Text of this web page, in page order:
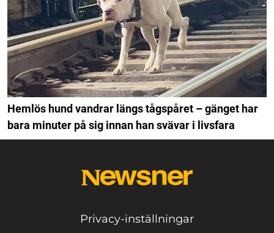
Hemlös hund vandrar längs tågspåret – gänget har
bara minuter på sig innan han svävar i livsfara
Privacy-inställningar